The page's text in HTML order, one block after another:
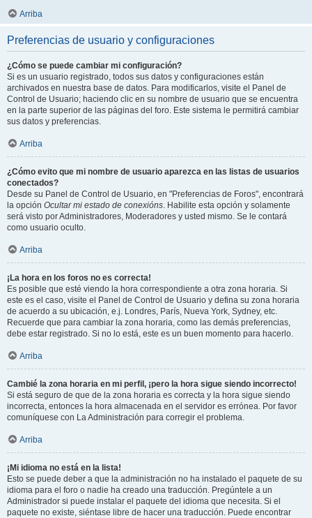
Arriba
Preferencias de usuario y configuraciones
¿Cómo se puede cambiar mi configuración?
Si es un usuario registrado, todos sus datos y configuraciones están
archivados en nuestra base de datos. Para modificarlos, visite el Panel de
Control de Usuario; haciendo clic en su nombre de usuario que se encuentra
en la parte superior de las páginas del foro. Este sistema le permitirá cambiar
sus datos y preferencias.
Arriba
¿Cómo evito que mi nombre de usuario aparezca en las listas de usuarios
conectados?
Desde su Panel de Control de Usuario, en "Preferencias de Foros", encontrará
la opción Ocultar mi estado de conexións. Habilite esta opción y solamente
será visto por Administradores, Moderadores y usted mismo. Se le contará
como usuario oculto.
Arriba
¡La hora en los foros no es correcta!
Es posible que esté viendo la hora correspondiente a otra zona horaria. Si
este es el caso, visite el Panel de Control de Usuario y defina su zona horaria
de acuerdo a su ubicación, e.j. Londres, París, Nueva York, Sydney, etc.
Recuerde que para cambiar la zona horaria, como las demás preferencias,
debe estar registrado. Si no lo está, este es un buen momento para hacerlo.
Arriba
Cambié la zona horaria en mi perfil, ¡pero la hora sigue siendo incorrecto!
Si está seguro de que de la zona horaria es correcta y la hora sigue siendo
incorrecta, entonces la hora almacenada en el servidor es errónea. Por favor
comuníquese con La Administración para corregir el problema.
Arriba
¡Mi idioma no está en la lista!
Esto se puede deber a que la administración no ha instalado el paquete de su
idioma para el foro o nadie ha creado una traducción. Pregúntele a un
Administrador si puede instalar el paquete del idioma que necesita. Si el
paquete no existe, siéntase libre de hacer una traducción. Puede encontrar